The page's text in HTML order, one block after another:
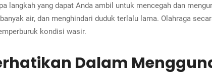
langkah yang dapat Anda ambil untuk mencegah dan
air, dan menghindari duduk terlalu lama. Olahraga
kondisi wasir.
Dalam